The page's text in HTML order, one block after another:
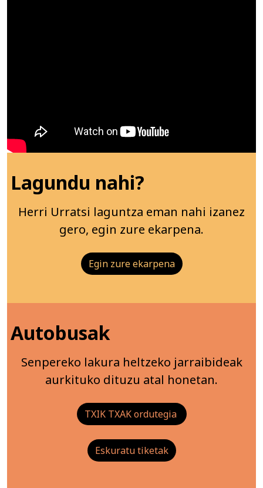
Lagundu nahi?
Herri Urratsi laguntza eman nahi izanez
gero, egin zure ekarpena.
Egin zure ekarpena
Autobusak
Senpereko lakura heltzeko jarraibideak
aurkituko dituzu atal honetan.
TXIK TXAK ordutegia
Eskuratu tiketak